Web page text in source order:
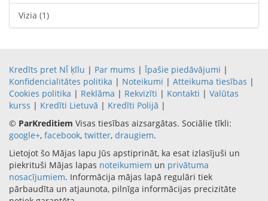
Vizia (1)
Kredīts pret NĪ ķīlu | Par mums | Īpašie piedāvājumi |
Konfidencialitātes politika | Noteikumi | Atteikuma tiesības |
Cookies politika | Reklāma | Rekvizīti | Kontakti | Valūtas
kurss | Kredīti Lietuvā | Kredīti Polijā |
© ParKreditiem Visas tiesības aizsargātas. Sociālie tīkli:
google+, facebook, twitter, draugiem.
Lietojot šo Mājas lapu Jūs apstiprināt, ka esat izlasījuši un
piekrituši Mājas lapas noteikumiem un privātuma
nosacījumiem. Informācija mājas lapā regulāri tiek
pārbaudīta un atjaunota, pilnīga informācijas precizitāte